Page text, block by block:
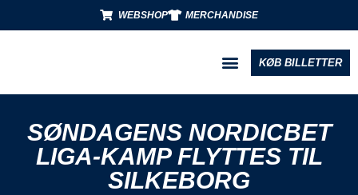
WEBSHOP MERCHANDISE
KØB BILLETTER
SØNDAGENS NORDICBET
LIGA-KAMP FLYTTES TIL
SILKEBORG